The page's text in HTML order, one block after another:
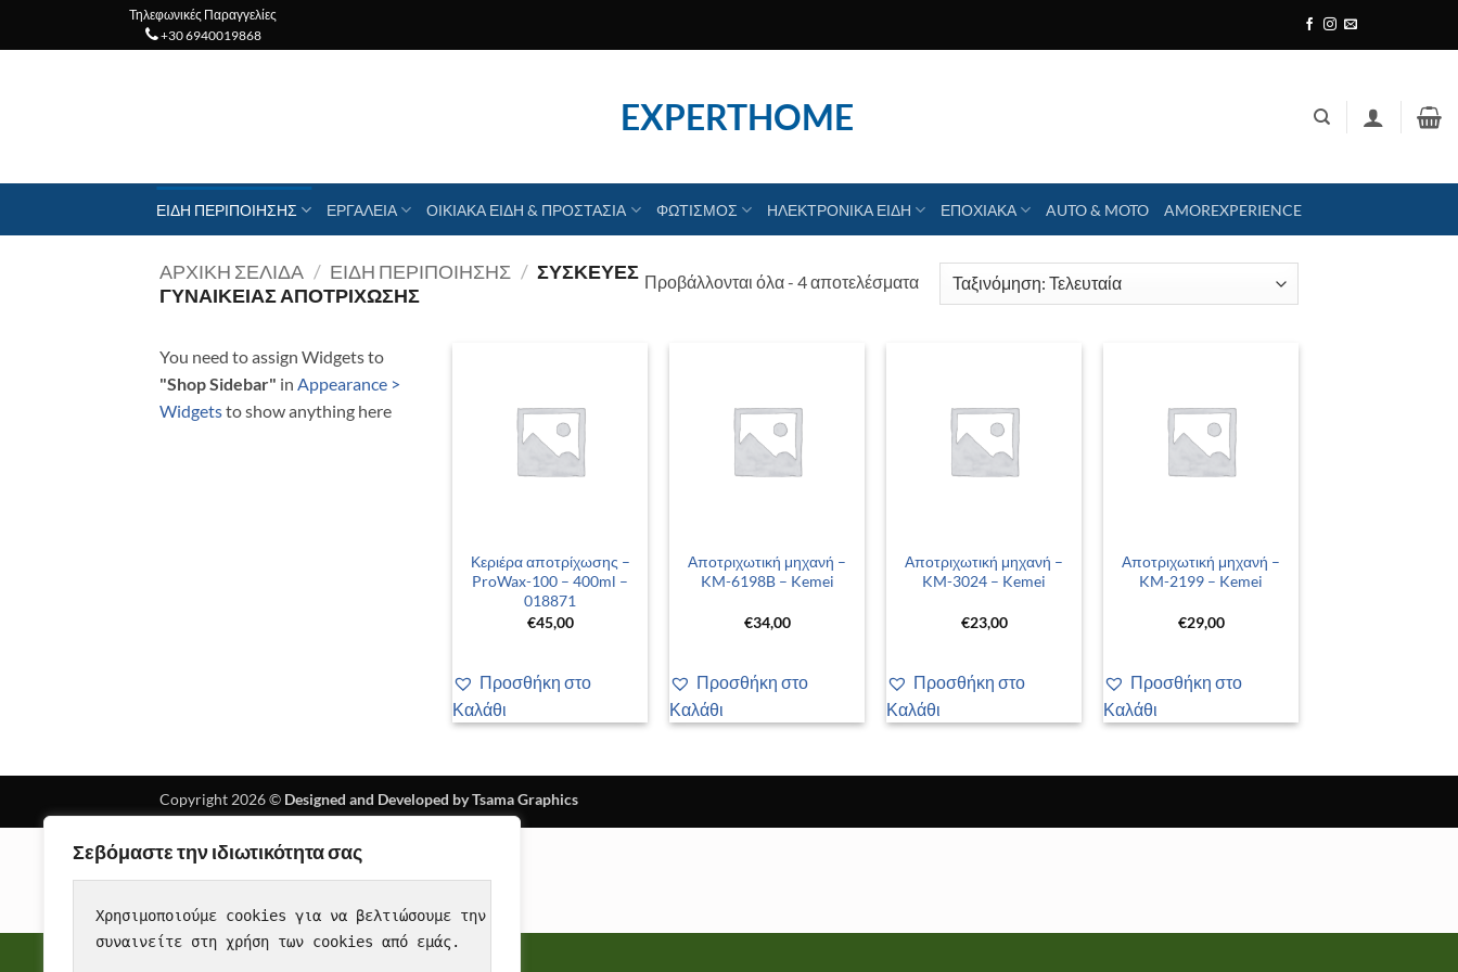
Σεβόμαστε την ιδιωτικότητα σας
Χρησιμοποιούμε cookies για να βελτιώσουμε την εμπειρία περιήγησής σας, να προβάλλουμε εξατομικευμένες διαφημίσεις ή περιεχόμενο και να αναλύουμε την
συναινείτε στη χρήση των cookies από εμάς.
Τηλεφωνικές Παραγγελίες
+30 6940019868
EXPERTHOME
ΕΙΔΗ ΠΕΡΙΠΟΙΗΣΗΣ ΕΡΓΑΛΕΙΑ ΟΙΚΙΑΚΑ ΕΙΔΗ & ΠΡΟΣΤΑΣΙΑ ΦΩΤΙΣΜΟΣ ΗΛΕΚΤΡΟΝΙΚΑ ΕΙΔΗ ΕΠΟΧΙΑΚΑ AUTO & MOTO AMOREXPERIENCE
ΑΡΧΙΚΉ ΣΕΛΊΔΑ / ΕΙΔΗ ΠΕΡΙΠΟΙΗΣΗΣ / ΣΥΣΚΕΥΈΣ
ΓΥΝΑΙΚΕΊΑΣ ΑΠΟΤΡΊΧΩΣΗΣ
Προβάλλονται όλα - 4 αποτελέσματαSorted
You need to assign Widgets to
"Shop Sidebar" in Appearance >
Widgetsto show anything here
Κεριέρα αποτρίχωσης –
ProWax-100 – 400ml –
018871
€45,00
Προσθήκη στο
Καλάθι
Αποτριχωτική μηχανή –
KM-6198B – Kemei
€34,00
Προσθήκη στο
Καλάθι
Αποτριχωτική μηχανή –
KM-3024 – Kemei
€23,00
Προσθήκη στο
Καλάθι
Αποτριχωτική μηχανή –
KM-2199 – Kemei
€29,00
Προσθήκη στο
Καλάθι
Copyright 2026 © Designed and Developed by Tsama Graphics